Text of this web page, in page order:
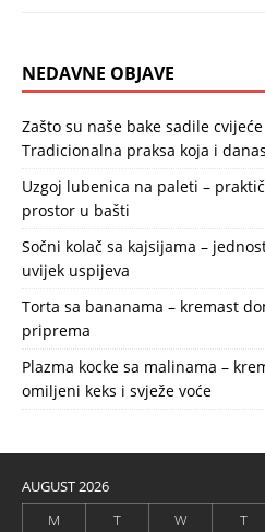
NEDAVNE OBJAVE
Zašto su naše bake sadile
Tradicionalna praksa koja i
Uzgoj lubenica na paleti –
prostor u bašti
Sočni kolač sa kajsijama –
uvijek uspijeva
Torta sa bananama – kremast
priprema
Plazma kocke sa malinama –
omiljeni keks i svježe voće
AUGUST 2026
M
T W T